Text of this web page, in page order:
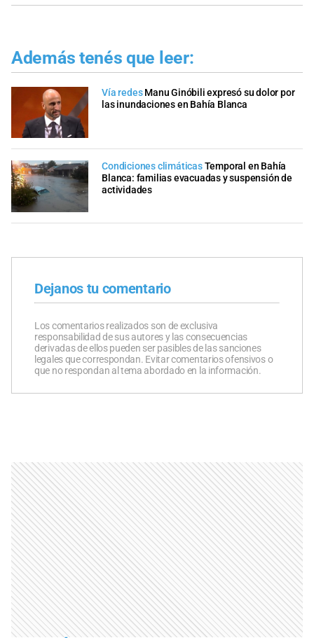
Además tenés que leer:
Vía redes Manu Ginóbili expresó su dolor por
las inundaciones en Bahía Blanca
Condiciones climáticasTemporal en Bahía
Blanca: familias evacuadas y suspensión de
actividades
Dejanos tu comentario
Los comentarios realizados son de exclusiva
responsabilidad de sus autores y las consecuencias
derivadas de ellos pueden ser pasibles de las sanciones
legales que correspondan. Evitar comentarios ofensivos o
que no respondan al tema abordado en la información.